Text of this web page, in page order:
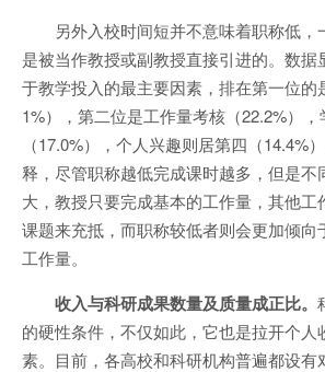
另外入校时间短并不意味着职称低
是被当作教授或副教授直接引进的。数据
于教学投入的最主要因素，排在第一位的
1%），第二位是工作量考核（22.2%）
（17.0%），个人兴趣则居第四（14.4%
释，尽管职称越低完成课时越多，但是不
大，教授只要完成基本的工作量，其他工
课题来充抵，而职称较低者则会更加倾向
工作量。
收入与科研成果数量及质量成正比。
的硬性条件，不仅如此，它也是拉开个人
素。目前，各高校和科研机构普遍都设有